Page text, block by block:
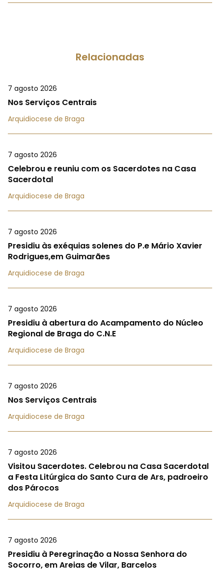
Relacionadas
7 agosto 2026
Nos Serviços Centrais
Arquidiocese de Braga
7 agosto 2026
Celebrou e reuniu com os Sacerdotes na Casa
Sacerdotal
Arquidiocese de Braga
7 agosto 2026
Presidiu às exéquias solenes do P.e Mário Xavier
Rodrigues,em Guimarães
Arquidiocese de Braga
7 agosto 2026
Presidiu à abertura do Acampamento do Núcleo
Regional de Braga do C.N.E
Arquidiocese de Braga
7 agosto 2026
Nos Serviços Centrais
Arquidiocese de Braga
7 agosto 2026
Visitou Sacerdotes. Celebrou na Casa Sacerdotal
a Festa Litúrgica do Santo Cura de Ars, padroeiro
dos Párocos
Arquidiocese de Braga
7 agosto 2026
Presidiu à Peregrinação a Nossa Senhora do
Socorro, em Areias de Vilar, Barcelos